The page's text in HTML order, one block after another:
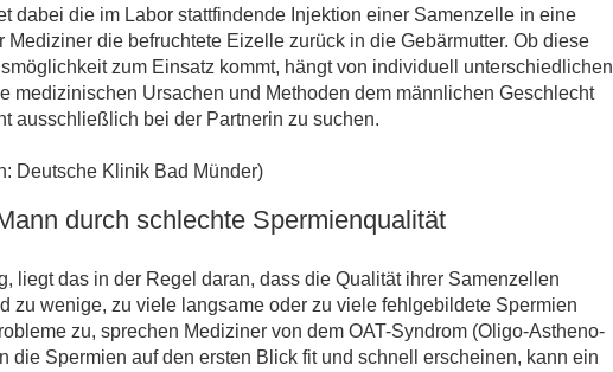
dabei die im Labor stattfindende Injektion einer Samenzelle in eine
Mediziner die befruchtete Eizelle zurück in die Gebärmutter. Ob diese
zum Einsatz kommt, hängt von individuell unterschiedlichen
medizinischen Ursachen und Methoden dem männlichen Geschlecht
ausschließlich bei der Partnerin zu suchen.
Deutsche Klinik Bad Münder)
durch schlechte Spermienqualität
liegt das in der Regel daran, dass die Qualität ihrer Samenzellen
zu wenige, zu viele langsame oder zu viele fehlgebildete Spermien
zu, sprechen Mediziner von dem OAT-Syndrom (Oligo-Astheno-
die Spermien auf den ersten Blick fit und schnell erscheinen, kann ein